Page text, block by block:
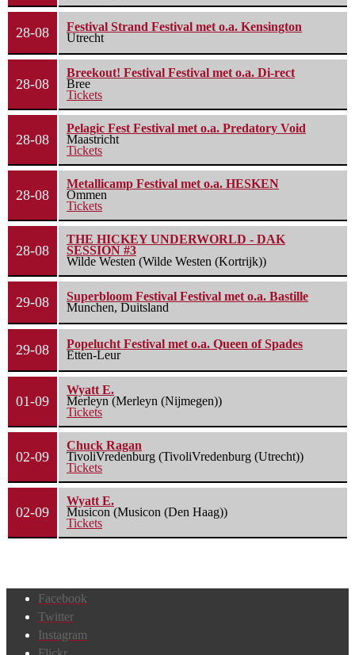
28-08
Festival Strand Festival met o.a. Kensington
Utrecht
28-08
Breekout! Festival Festival met o.a. Di-rect
Bree
Tickets
28-08
Pelagic Fest Festival met o.a. Predatory Void
Maastricht
Tickets
28-08
Metallicamp Festival met o.a. HESKEN
Ommen
Tickets
28-08
THE HICKEY UNDERWORLD - DAK
SESSION #3
Wilde Westen (Wilde Westen (Kortrijk))
29-08
Superbloom Festival Festival met o.a. Bastille
Munchen, Duitsland
29-08
Popelucht Festival met o.a. Queen of Spades
Etten-Leur
01-09
Wyatt E.
Merleyn (Merleyn (Nijmegen))
Tickets
02-09
Chuck Ragan
TivoliVredenburg (TivoliVredenburg (Utrecht))
Tickets
02-09
Wyatt E.
Musicon (Musicon (Den Haag))
Tickets
Facebook
Twitter
Instagram